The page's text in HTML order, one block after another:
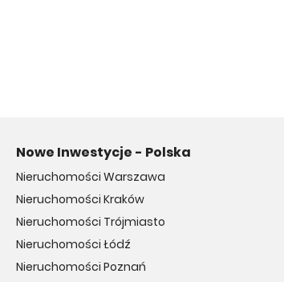
Nowe Inwestycje - Polska
Nieruchomości Warszawa
Nieruchomości Kraków
Nieruchomości Trójmiasto
Nieruchomości Łódź
Nieruchomości Poznań